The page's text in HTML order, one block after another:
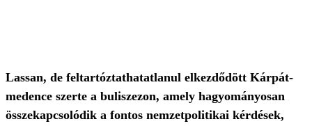
Lassan, de feltartóztathatatlanul elkezdődött Kárpát-
medence szerte a buliszezon, amely hagyományosan
összekapcsolódik a fontos nemzetpolitikai kérdések,